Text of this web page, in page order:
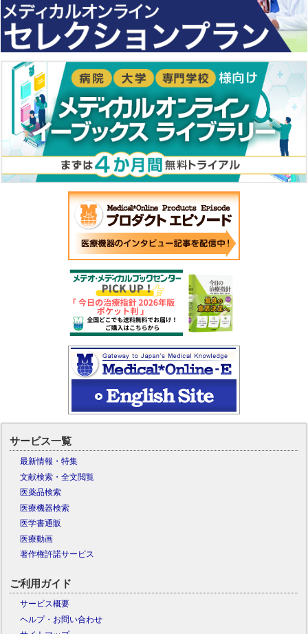
サービス一覧
最新情報・特集
文献検索・全文閲覧
医薬品検索
医療機器検索
医学書通販
医療動画
著作権許諾サービス
ご利用ガイド
サービス概要
ヘルプ・お問い合わせ